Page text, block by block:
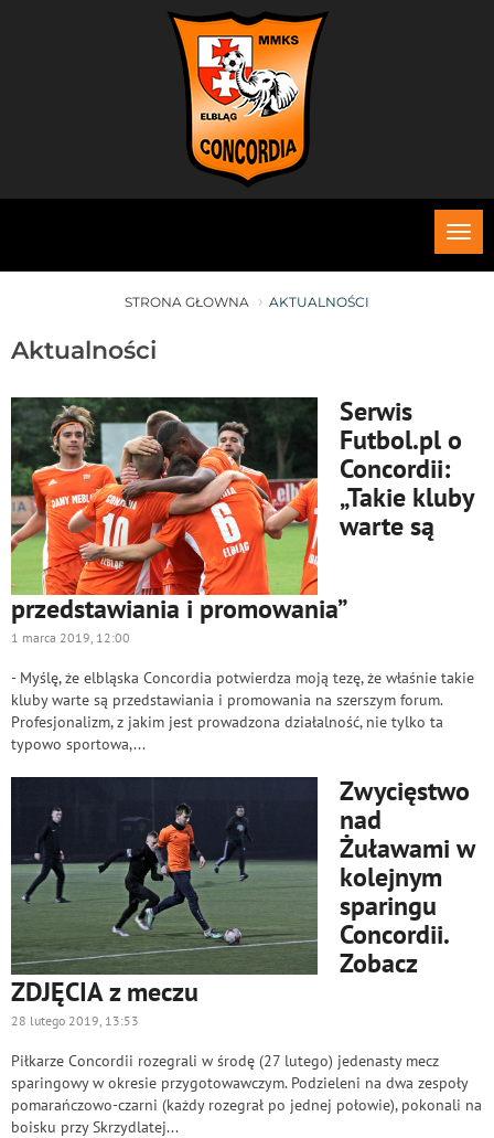
STRONA GŁOWNA AKTUALNOŚCI
Aktualności
Serwis
Futbol.pl o
Concordii:
„Takie kluby
warte są
przedstawiania i promowania”
1 marca 2019, 12:00
- Myślę, że elbląska Concordia potwierdza moją tezę, że właśnie takie
kluby warte są przedstawiania i promowania na szerszym forum.
Profesjonalizm, z jakim jest prowadzona działalność, nie tylko ta
typowo sportowa,...
Zwycięstwo
nad
Żuławami w
kolejnym
sparingu
Concordii.
Zobacz
ZDJĘCIA z meczu
28 lutego 2019, 13:53
Piłkarze Concordii rozegrali w środę (27 lutego) jedenasty mecz
sparingowy w okresie przygotowawczym. Podzieleni na dwa zespoły
pomarańczowo-czarni (każdy rozegrał po jednej połowie), pokonali na
boisku przy Skrzydlatej...